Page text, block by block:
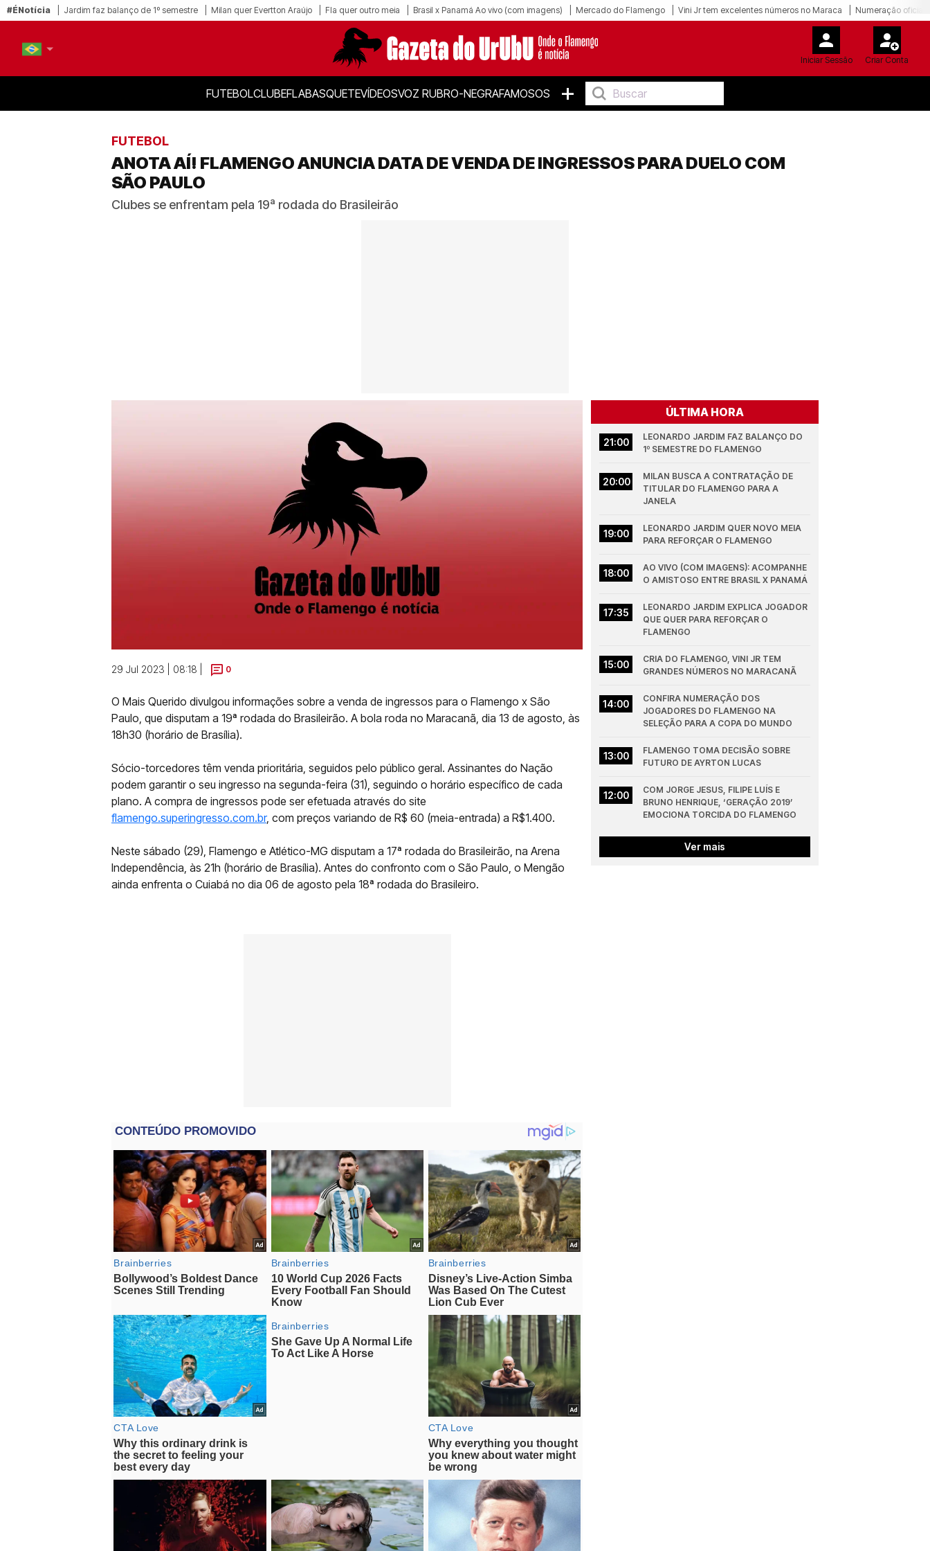
#ÉNotícia Jardim faz balanço de 1º semestre Milan quer Evertton Araújo Fla quer outro meia Brasil x Panamá Ao vivo (com imagens) Mercado do Flamengo Vini Jr tem excelentes números no Maraca Numeração oficial
Iniciar Sessão Criar Conta
FUTEBOLCLUBEFLABASQUETEVÍDEOSVOZ RUBRO-NEGRAFAMOSOS +
FUTEBOL
ANOTA AÍ! FLAMENGO ANUNCIA DATA DE VENDA DE INGRESSOS PARA DUELO COM
SÃO PAULO
Clubes se enfrentam pela 19ª rodada do Brasileirão
29 Jul 2023 | 08:18 | 0
O Mais Querido divulgou informações sobre a venda de ingressos para o Flamengo x São
Paulo, que disputam a 19ª rodada do Brasileirão. A bola roda no Maracanã, dia 13 de agosto, às
18h30 (horário de Brasília).
Sócio-torcedores têm venda prioritária, seguidos pelo público geral. Assinantes do Nação
podem garantir o seu ingresso na segunda-feira (31), seguindo o horário específico de cada
plano. A compra de ingressos pode ser efetuada através do site
flamengo.superingresso.com.br, com preços variando de R$ 60 (meia-entrada) a R$1.400.
Neste sábado (29), Flamengo e Atlético-MG disputam a 17ª rodada do Brasileirão, na Arena
Independência, às 21h (horário de Brasília). Antes do confronto com o São Paulo, o Mengão
ainda enfrenta o Cuiabá no dia 06 de agosto pela 18ª rodada do Brasileiro.
ÚLTIMA HORA
21:00
LEONARDO JARDIM FAZ BALANÇO DO
1º SEMESTRE DO FLAMENGO
20:00
MILAN BUSCA A CONTRATAÇÃO DE
TITULAR DO FLAMENGO PARA A
JANELA
19:00
LEONARDO JARDIM QUER NOVO MEIA
PARA REFORÇAR O FLAMENGO
18:00
AO VIVO (COM IMAGENS): ACOMPANHE
O AMISTOSO ENTRE BRASIL X PANAMÁ
17:35
LEONARDO JARDIM EXPLICA JOGADOR
QUE QUER PARA REFORÇAR O
FLAMENGO
15:00
CRIA DO FLAMENGO, VINI JR TEM
GRANDES NÚMEROS NO MARACANÃ
14:00
CONFIRA NUMERAÇÃO DOS
JOGADORES DO FLAMENGO NA
SELEÇÃO PARA A COPA DO MUNDO
13:00
FLAMENGO TOMA DECISÃO SOBRE
FUTURO DE AYRTON LUCAS
12:00
COM JORGE JESUS, FILIPE LUÍS E
BRUNO HENRIQUE, ‘GERAÇÃO 2019’
EMOCIONA TORCIDA DO FLAMENGO
Ver mais